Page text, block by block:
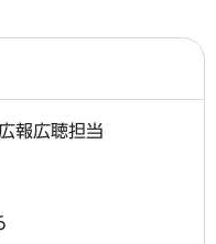
報広聴担当